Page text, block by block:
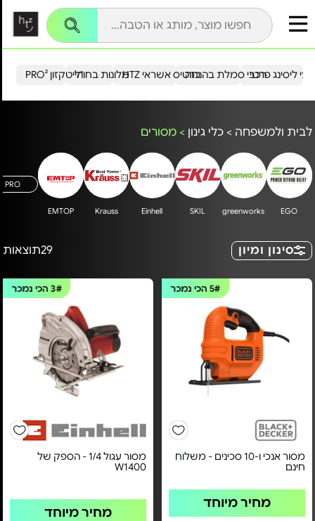
הייטקזון PRO²מלונות בחו"ל כרטיס אשראי HTZ ליסינג פרטירכבי סמלת בהנחה
לבית ולמשפחה > כלי גינון > מסורים
EGO
greenworks
SKIL
Einhell
Krauss
EMTOP
PRO
סינון ומיון 29תוצאות
5#הכי נמכר
מסור אנכי ו-10 סכינים - משלוח
חינם
מחיר מיוחד
3#הכי נמכר
מסור עגול 1/4 - הספק של
W1400
מחיר מיוחד